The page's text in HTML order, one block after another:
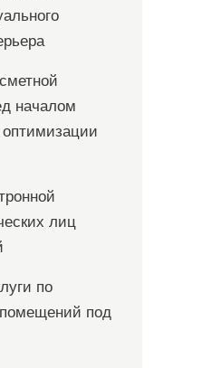
началом
оптимизации
лиц
по
под